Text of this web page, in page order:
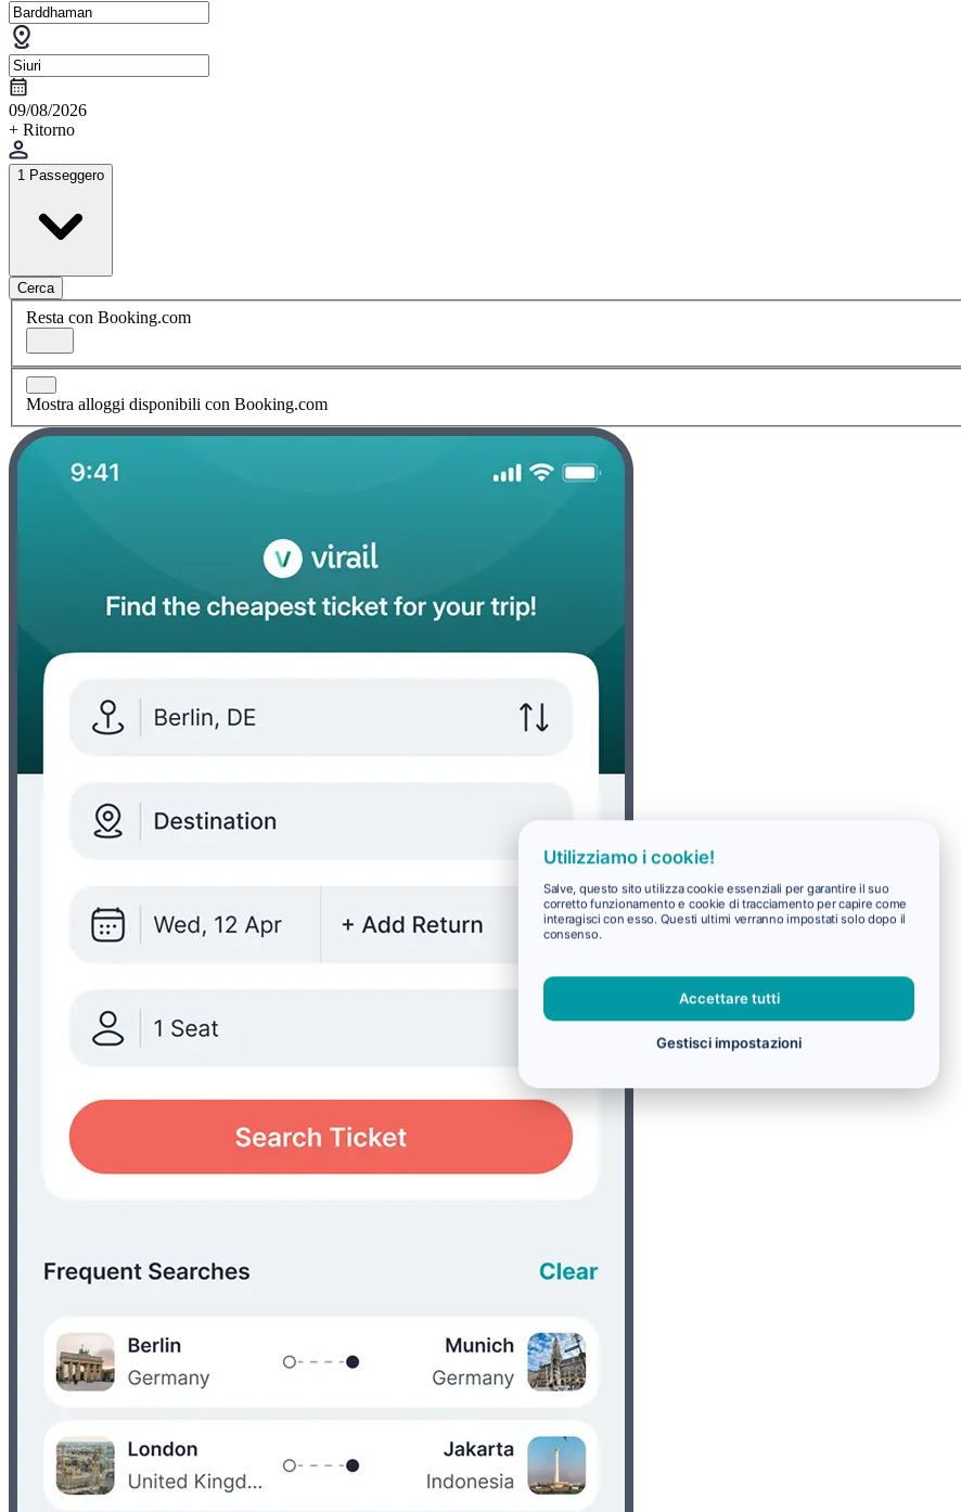
09/08/2026
+ Ritorno
1 Passeggero
Cerca
Resta con Booking.com
Mostra alloggi disponibili con Booking.com
Utilizziamo i cookie!
Salve, questo sito utilizza cookie essenziali per garantire il suo
corretto funzionamento e cookie di tracciamento per capire come
interagisci con esso. Questi ultimi verranno impostati solo dopo il
consenso.
Accettare tutti
Gestisci impostazioni